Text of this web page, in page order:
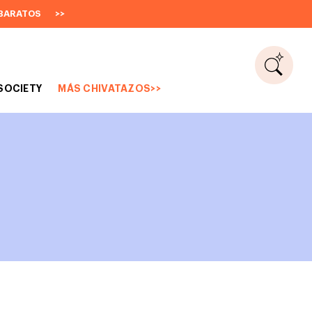
>>
MÁS CHIVATAZOS>>